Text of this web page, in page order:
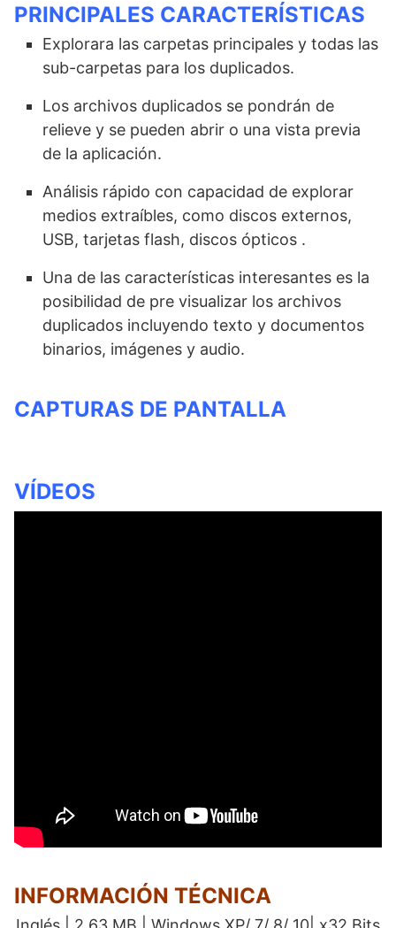
PRINCIPALES CARACTERÍSTICAS
Explorara las carpetas principales y todas las
sub-carpetas para los duplicados.
Los archivos duplicados se pondrán de
relieve y se pueden abrir o una vista previa
de la aplicación.
Análisis rápido con capacidad de explorar
medios extraíbles, como discos externos,
USB, tarjetas flash, discos ópticos .
Una de las características interesantes es la
posibilidad de pre visualizar los archivos
duplicados incluyendo texto y documentos
binarios, imágenes y audio.
CAPTURAS DE PANTALLA
VÍDEOS
INFORMACIÓN TÉCNICA